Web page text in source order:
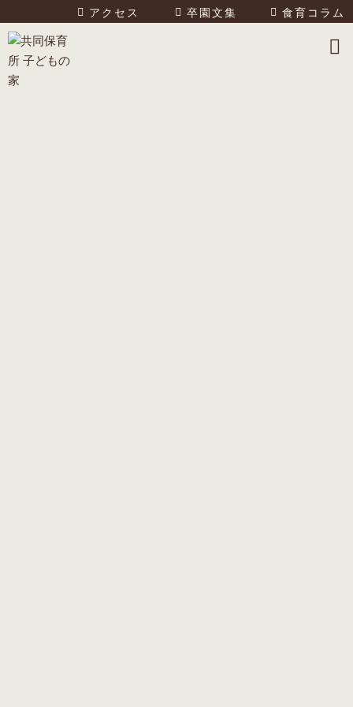
アクセス 卒園文集 食育コラム